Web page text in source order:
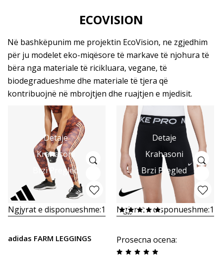
ECOVISION
Në bashkëpunim me projektin EcoVision, ne zgjedhim
për ju modelet eko-miqësore të markave të njohura të
bëra nga materiale të ricikluara, vegane, të
biodegradueshme dhe materiale të tjera që
kontribuojnë në mbrojtjen dhe ruajtjen e mjedisit.
Detaje
Krahasoni
Brzi Pregled
Ngjyrat e disponueshme:1
adidas FARM LEGGINGS
Detaje
Krahasoni
Brzi Pregled
Ngjyrat e disponueshme:1
Prosecna ocena: